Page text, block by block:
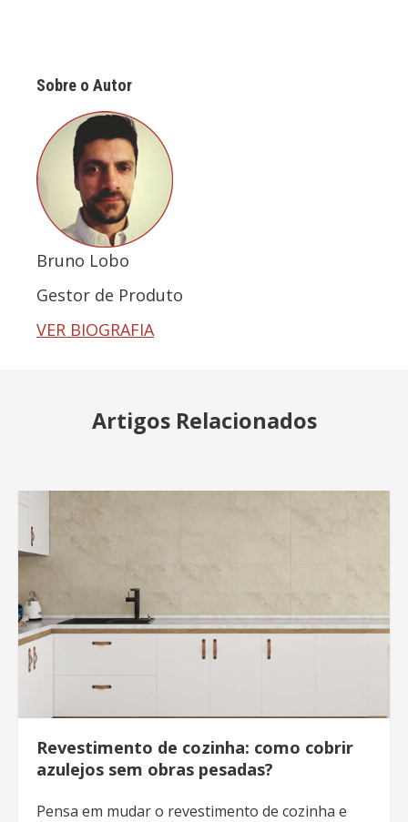
Sobre o Autor
Bruno Lobo
Gestor de Produto
VER BIOGRAFIA
Artigos Relacionados
Revestimento de cozinha: como cobrir
azulejos sem obras pesadas?
Pensa em mudar o revestimento de cozinha e